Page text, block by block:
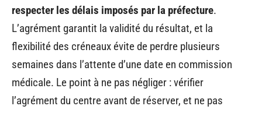
respecter les délais imposés par la préfecture.
L’agrément garantit la validité du résultat, et la
flexibilité des créneaux évite de perdre plusieurs
semaines dans l’attente d’une date en commission
médicale. Le point à ne pas négliger : vérifier
l’agrément du centre avant de réserver, et ne pas